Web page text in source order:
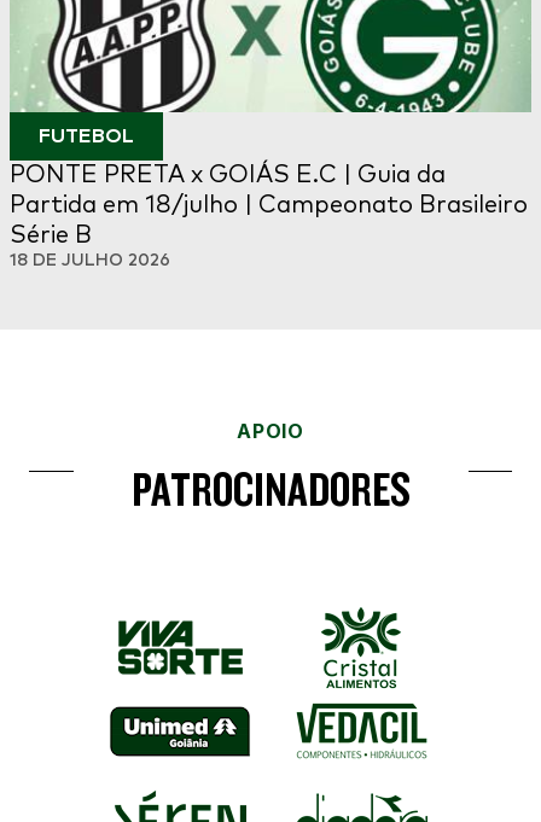
FUTEBOL
PONTE PRETA x GOIÁS E.C | Guia da
Partida em 18/julho | Campeonato Brasileiro
Série B
18 DE JULHO 2026
APOIO
PATROCINADORES